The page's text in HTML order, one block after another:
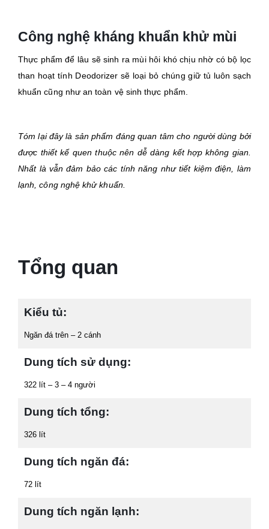
Công nghệ kháng khuẩn khử mùi
Thực phẩm để lâu sẽ sinh ra mùi hôi khó chịu nhờ có bộ lọc
than hoạt tính Deodorizer sẽ loại bỏ chúng giữ tủ luôn sạch
khuẩn cũng như an toàn vệ sinh thực phẩm.
Tóm lại đây là sản phẩm đáng quan tâm cho người dùng bởi
được thiết kế quen thuộc nên dễ dàng kết hợp không gian.
Nhất là vẫn đảm bảo các tính năng như tiết kiệm điện, làm
lạnh, công nghệ khử khuẩn.
Tổng quan
Kiểu tủ:
Ngăn đá trên – 2 cánh
Dung tích sử dụng:
322 lít – 3 – 4 người
Dung tích tổng:
326 lít
Dung tích ngăn đá:
72 lít
Dung tích ngăn lạnh: